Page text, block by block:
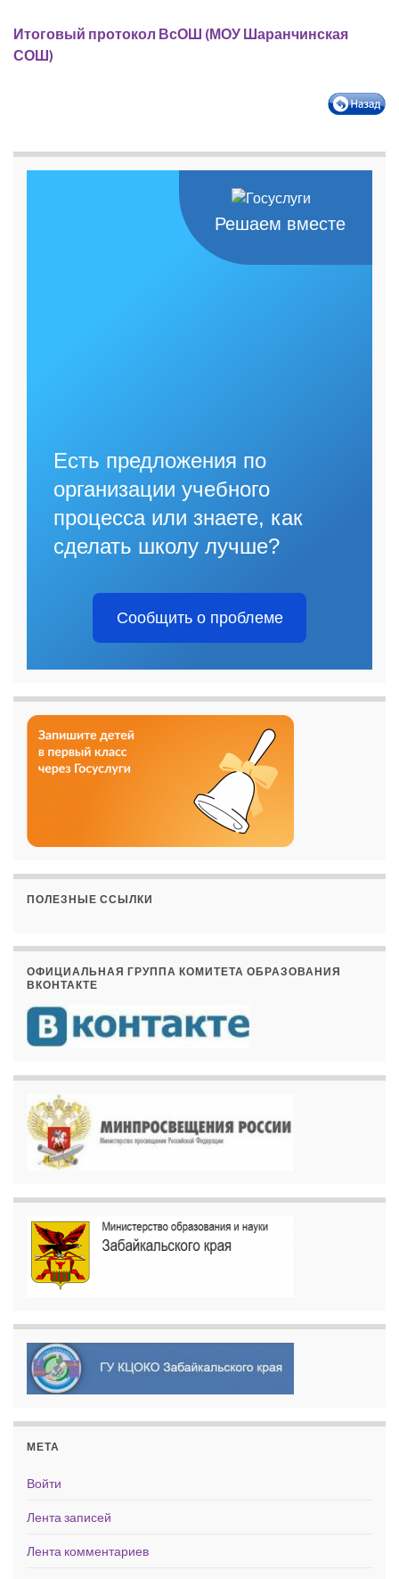
Итоговый протокол ВсОШ (МОУ Шаранчинская
СОШ)
Решаем вместе
Есть предложения по
организации учебного
процесса или знаете, как
сделать школу лучше?
Сообщить о проблеме
ПОЛЕЗНЫЕ ССЫЛКИ
ОФИЦИАЛЬНАЯ ГРУППА КОМИТЕТА ОБРАЗОВАНИЯ
ВКОНТАКТЕ
МЕТА
Войти
Лента записей
Лента комментариев